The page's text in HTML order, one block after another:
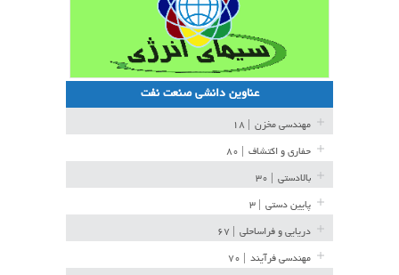
عناوین دانشی صنعت نفت
مهندسی مخزن
حفاری و اکتشاف
بالادستی
پایین دستی
دریایی و فراساحلی
مهندسی فرآیند